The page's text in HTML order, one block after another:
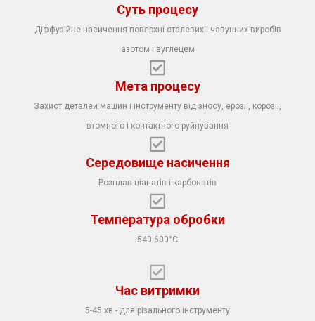
Cуть процесу
Діффузійне насичення поверхні сталевих і чавунних виробів
азотом і вуглецем
Мета процесу
Захист деталей машин і інструменту від зносу, ерозії, корозії,
втомного і контактного руйнування
Середовище насичення
Розплав ціанатів і карбонатів
Температура обробки
540-600°С
Час витримки
5-45 хв - для різального інструменту